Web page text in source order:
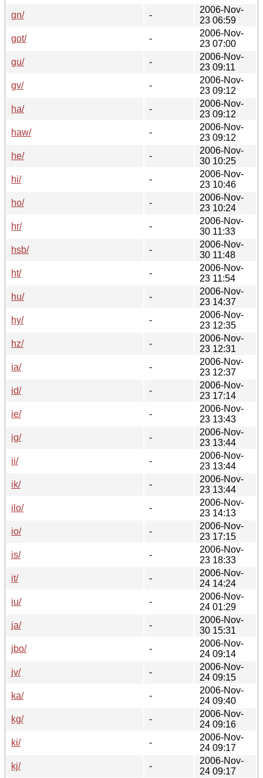
gn/
-
2006-Nov-
23 06:59
got/
-
2006-Nov-
23 07:00
gu/
-
2006-Nov-
23 09:11
gv/
-
2006-Nov-
23 09:12
ha/
-
2006-Nov-
23 09:12
haw/
-
2006-Nov-
23 09:12
he/
-
2006-Nov-
30 10:25
hi/
-
2006-Nov-
23 10:46
ho/
-
2006-Nov-
23 10:24
hr/
-
2006-Nov-
30 11:33
hsb/
-
2006-Nov-
30 11:48
ht/
-
2006-Nov-
23 11:54
hu/
-
2006-Nov-
23 14:37
hy/
-
2006-Nov-
23 12:35
hz/
-
2006-Nov-
23 12:31
ia/
-
2006-Nov-
23 12:37
id/
-
2006-Nov-
23 17:14
ie/
-
2006-Nov-
23 13:43
ig/
-
2006-Nov-
23 13:44
ii/
-
2006-Nov-
23 13:44
ik/
-
2006-Nov-
23 13:44
ilo/
-
2006-Nov-
23 14:13
io/
-
2006-Nov-
23 17:15
is/
-
2006-Nov-
23 18:33
it/
-
2006-Nov-
24 14:24
iu/
-
2006-Nov-
24 01:29
ja/
-
2006-Nov-
30 15:31
jbo/
-
2006-Nov-
24 09:14
jv/
-
2006-Nov-
24 09:15
ka/
-
2006-Nov-
24 09:40
kg/
-
2006-Nov-
24 09:16
ki/
-
2006-Nov-
24 09:17
kj/
-
2006-Nov-
24 09:17